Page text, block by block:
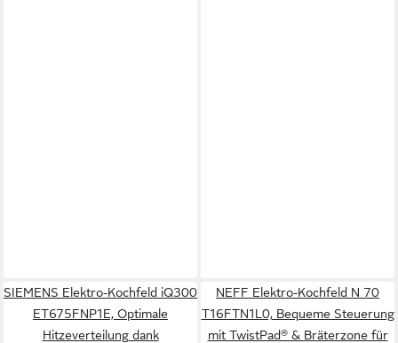
SIEMENS Elektro-Kochfeld iQ300
ET675FNP1E, Optimale
Hitzeverteilung dank
NEFF Elektro-Kochfeld N 70
T16FTN1L0, Bequeme Steuerung
mit TwistPad® & Bräterzone für